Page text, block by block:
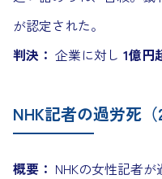
が認定された。
判決： 企業に対し 1億円
NHK記者の過労死（
概要： NHKの女性記者